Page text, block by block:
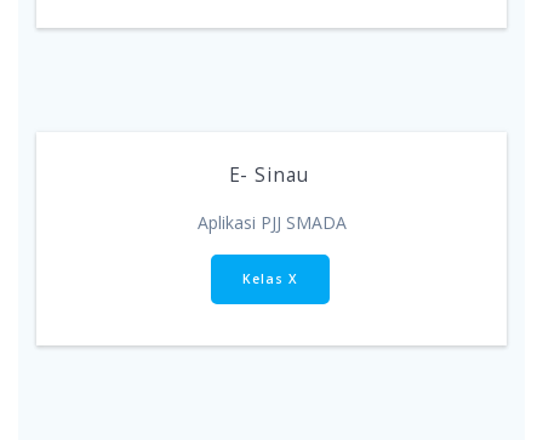
E- Sinau
Aplikasi PJJ SMADA
Kelas X